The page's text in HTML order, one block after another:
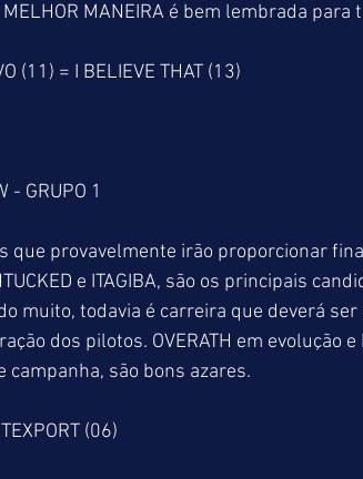
MANEIRA é bem lembrada
(11) = I BELIEVE THAT (13)
- GRUPO 1
que provavelmente irão proporcionar
e ITAGIBA, são os principais
muito, todavia é carreira que deverá ser
dos pilotos. OVERATH em evolução e
campanha, são bons azares.
(06)